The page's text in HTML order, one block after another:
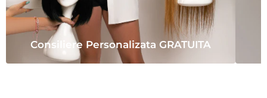
Consiliere Personalizata GRATUITA